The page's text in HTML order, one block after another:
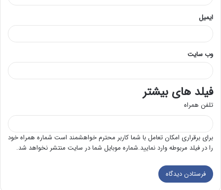
ایمیل
وب‌ سایت
فیلد های بیشتر
تلفن همراه
برای برقراری امکان تعامل با شما کاربر محترم خواهشمند است شماره همراه خود
را در فیلد مربوطه وارد نمایید.شماره موبایل شما در سایت منتشر نخواهد شد.